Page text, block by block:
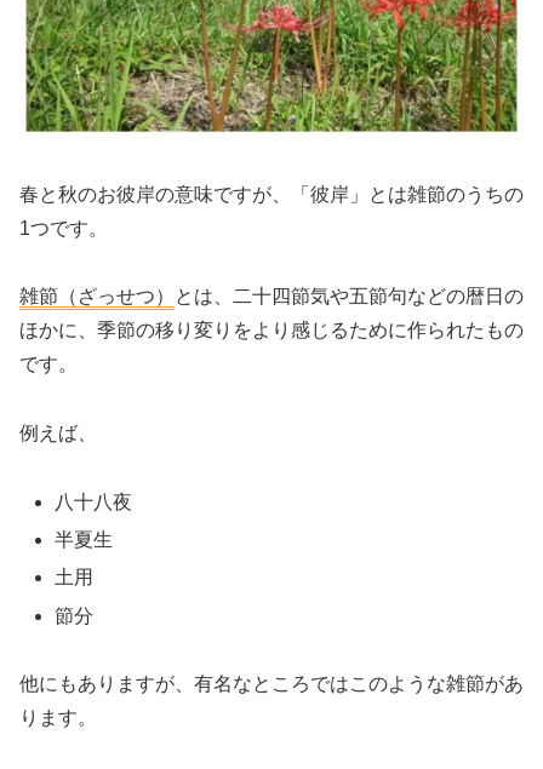
春と秋のお彼岸の意味ですが、「彼岸」とは雑節のうちの
1つです。
雑節（ざっせつ）
とは、二十四節気や五節句などの暦日の
ほかに、季節の移り変りをより感じるために作られたもの
です。
例えば、
八十八夜
半夏生
土用
節分
他にもありますが、有名なところではこのような雑節があ
ります。